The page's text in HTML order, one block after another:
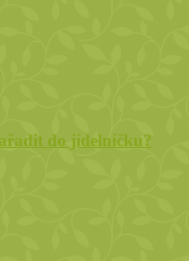
do jídelníčku?